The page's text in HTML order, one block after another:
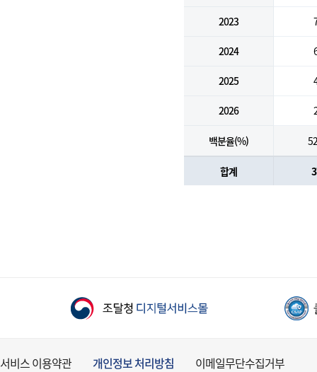
2023
2024
2025
2026
백분율(%)
합계
서비스 이용약관 개인정보 처리방침 이메일무단수집거부